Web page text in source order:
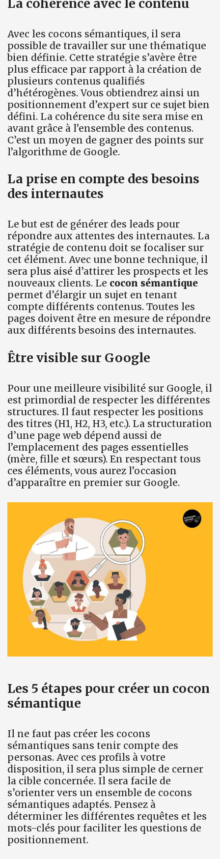
La cohérence avec le contenu
Avec les cocons sémantiques, il sera
possible de travailler sur une thématique
bien définie. Cette stratégie s’avère être
plus efficace par rapport à la création de
plusieurs contenus qualifiés
d’hétérogènes. Vous obtiendrez ainsi un
positionnement d’expert sur ce sujet bien
défini. La cohérence du site sera mise en
avant grâce à l’ensemble des contenus.
C’est un moyen de gagner des points sur
l’algorithme de Google.
La prise en compte des besoins
des internautes
Le but est de générer des leads pour
répondre aux attentes des internautes. La
stratégie de contenu doit se focaliser sur
cet élément. Avec une bonne technique, il
sera plus aisé d’attirer les prospects et les
nouveaux clients. Le cocon sémantique
permet d’élargir un sujet en tenant
compte différents contenus. Toutes les
pages doivent être en mesure de répondre
aux différents besoins des internautes.
Être visible sur Google
Pour une meilleure visibilité sur Google, il
est primordial de respecter les différentes
structures. Il faut respecter les positions
des titres (H1, H2, H3, etc.). La structuration
d’une page web dépend aussi de
l’emplacement des pages essentielles
(mère, fille et sœurs). En respectant tous
ces éléments, vous aurez l’occasion
d’apparaître en premier sur Google.
Les 5 étapes pour créer un cocon
sémantique
Il ne faut pas créer les cocons
sémantiques sans tenir compte des
personas. Avec ces profils à votre
disposition, il sera plus simple de cerner
la cible concernée. Il sera facile de
s’orienter vers un ensemble de cocons
sémantiques adaptés. Pensez à
déterminer les différentes requêtes et les
mots-clés pour faciliter les questions de
positionnement.